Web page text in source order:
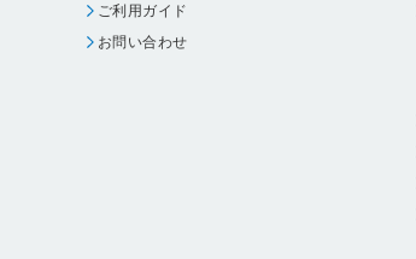
ご利用ガイド
お問い合わせ